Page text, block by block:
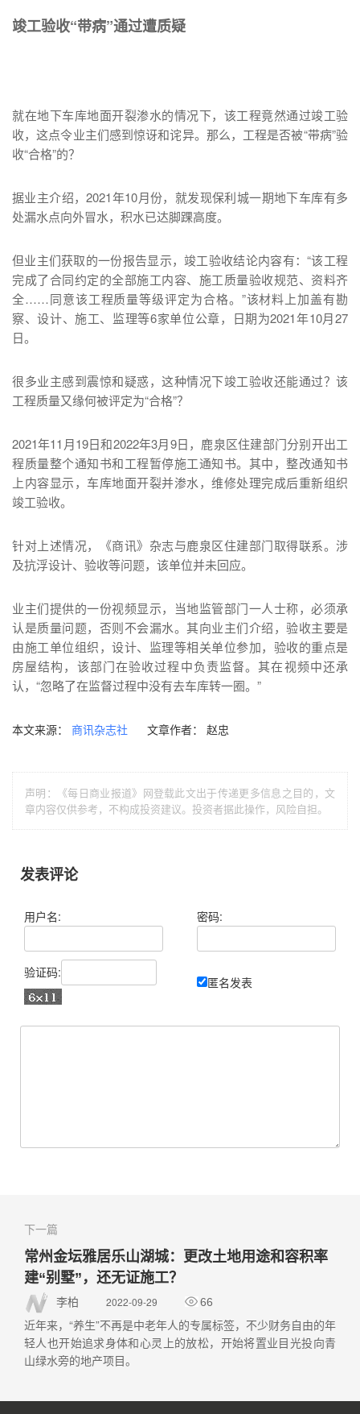
竣工验收“带病”通过遭质疑
就在地下车库地面开裂渗水的情况下，该工程竟然通过竣工验
收，这点令业主们感到惊讶和诧异。那么，工程是否被“带病”验
收“合格”的？
据业主介绍，2021年10月份，就发现保利城一期地下车库有多
处漏水点向外冒水，积水已达脚踝高度。
但业主们获取的一份报告显示，竣工验收结论内容有：“该工程
完成了合同约定的全部施工内容、施工质量验收规范、资料齐
全……同意该工程质量等级评定为合格。”该材料上加盖有勘
察、设计、施工、监理等6家单位公章，日期为2021年10月27
日。
很多业主感到震惊和疑惑，这种情况下竣工验收还能通过？该
工程质量又缘何被评定为“合格”？
2021年11月19日和2022年3月9日，鹿泉区住建部门分别开出工
程质量整个通知书和工程暂停施工通知书。其中，整改通知书
上内容显示，车库地面开裂并渗水，维修处理完成后重新组织
竣工验收。
针对上述情况，《商讯》杂志与鹿泉区住建部门取得联系。涉
及抗浮设计、验收等问题，该单位并未回应。
业主们提供的一份视频显示，当地监管部门一人士称，必须承
认是质量问题，否则不会漏水。其向业主们介绍，验收主要是
由施工单位组织，设计、监理等相关单位参加，验收的重点是
房屋结构，该部门在验收过程中负责监督。其在视频中还承
认，“忽略了在监督过程中没有去车库转一圈。”
本文来源： 商讯杂志社 文章作者： 赵忠
声明：《每日商业报道》网登载此文出于传递更多信息之目的，文
章内容仅供参考，不构成投资建议。投资者据此操作，风险自担。
发表评论
用户名: 密码:
验证码:
匿名发表
下一篇
常州金坛雅居乐山湖城：更改土地用途和容积率
建“别墅”，还无证施工？
李柏 2022-09-29 66
近年来，“养生”不再是中老年人的专属标签，不少财务自由的年
轻人也开始追求身体和心灵上的放松，开始将置业目光投向青
山绿水旁的地产项目。